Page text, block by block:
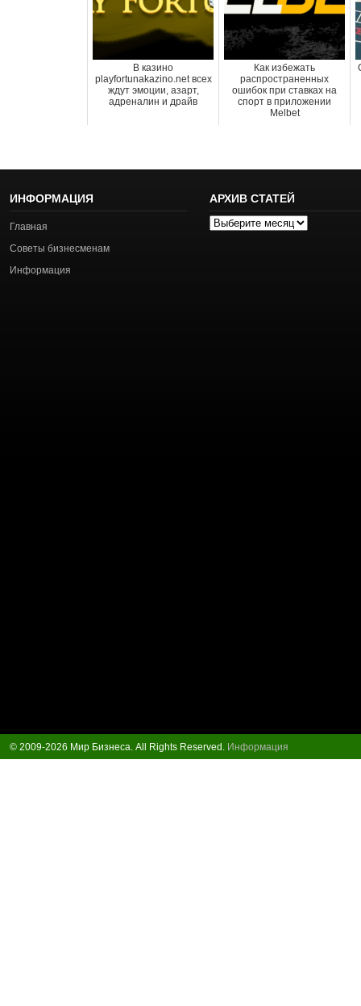
В казино
playfortunakazino.net всех
ждут эмоции, азарт,
адреналин и драйв
Как избежать
распространенных
ошибок при ставках на
спорт в приложении
Melbet
ИНФОРМАЦИЯ
Главная
Советы бизнесменам
Информация
АРХИВ СТАТЕЙ
Архив
© 2009-2026 Мир Бизнеса. All Rights Reserved. Информация